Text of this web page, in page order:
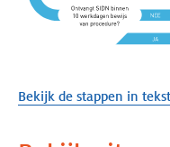
Bekijk de stappen in tekst